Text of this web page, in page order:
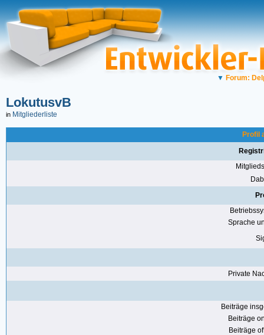
▼ Forum:
LokutusvB
in Mitgliederliste
Profil
Sprache
Private
Beiträge
Beiträge
Beiträge